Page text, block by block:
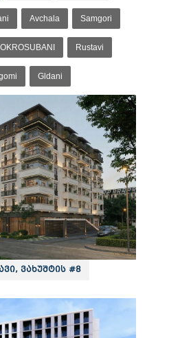
Avchala Samgori
OKROSUBANI Rustavi
Gldani
ვახუშტის #8